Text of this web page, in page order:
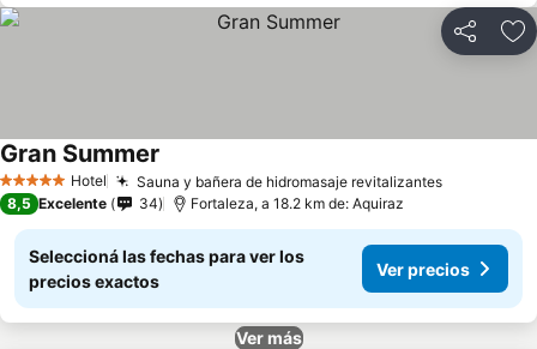
Compartir
5 Estrellas Hotel Sauna y bañera de hidromasaje revitalizantesVer
Gran Summer
8,5 Excelente 34 Fortaleza, a 18.2 km de: Aquiraz
Seleccioná las fechas para ver los
precios exactos
Ver precios
Ver más